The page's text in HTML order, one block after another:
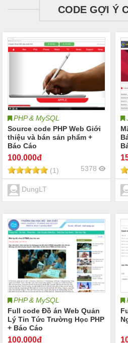
CODE GỢI Ý
PHP & MySQL
Source code PHP Web Giới
thiệu và bán sản phẩm +
Báo Cáo
100.000đ
(1) 5378
DungLT
PHP & MySQL
Full code Đồ án Web Quản
Lý Tin Tức Trường Học PHP
+ Báo Cáo
100.000đ